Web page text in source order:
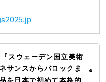
スウェーデン国立美術
ンスからバロックま
を日本で初めて本格的